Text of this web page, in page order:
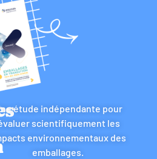
étude indépendante pour
scientifiquement les
environnementaux des
emballages.